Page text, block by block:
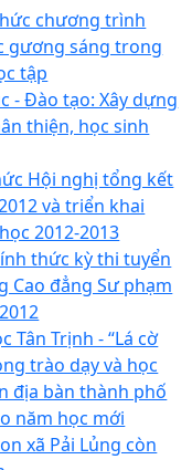
chương trình
gương sáng trong
tập
- Đào tạo: Xây dựng
thiện, học sinh
Hội nghị tổng kết
và triển khai
2012-2013
thức kỳ thi tuyển
Cao đẳng Sư phạm
Tân Trịnh - “Lá cờ
trào dạy và học
địa bàn thành phố
năm học mới
xã Pải Lủng còn